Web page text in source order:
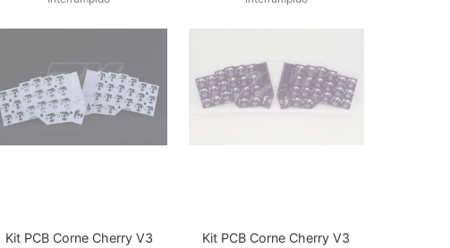
Kit PCB Corne Cherry V3
Kit PCB Corne Cherry V3